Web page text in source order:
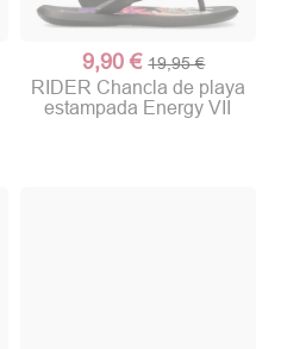
9,90 € 19,95 €
RIDER Chancla de playa
estampada Energy VII